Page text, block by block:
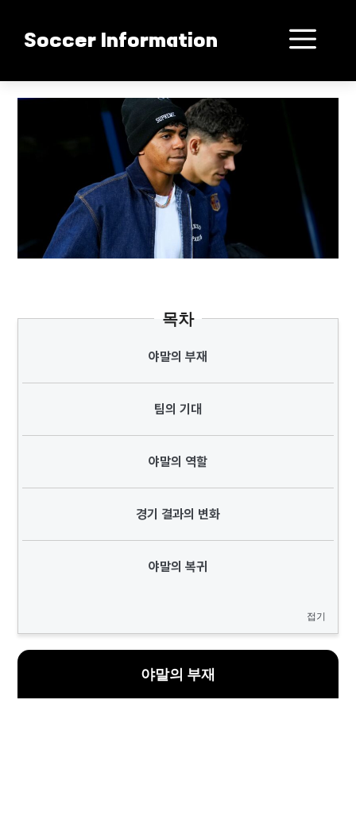
Soccer Information
메
뉴
목차
야말의 부재
팀의 기대
야말의 역할
경기 결과의 변화
야말의 복귀
접기
야말의 부재